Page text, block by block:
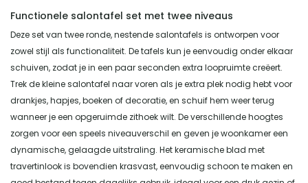
Functionele salontafel set met twee niveaus
Deze set van twee ronde, nestende salontafels is ontworpen voor
zowel stijl als functionaliteit. De tafels kun je eenvoudig onder elkaar
schuiven, zodat je in een paar seconden extra loopruimte creëert.
Trek de kleine salontafel naar voren als je extra plek nodig hebt voor
drankjes, hapjes, boeken of decoratie, en schuif hem weer terug
wanneer je een opgeruimde zithoek wilt. De verschillende hoogtes
zorgen voor een speels niveauverschil en geven je woonkamer een
dynamische, gelaagde uitstraling. Het keramische blad met
travertinlook is bovendien krasvast, eenvoudig schoon te maken en